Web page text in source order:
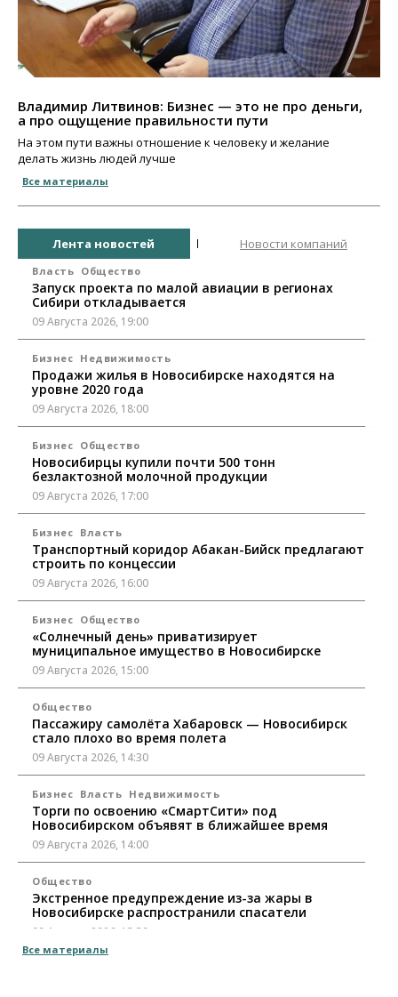
Владимир Литвинов: Бизнес — это не про деньги,
а про ощущение правильности пути
На этом пути важны отношение к человеку и желание
делать жизнь людей лучше
Все материалы
Лента новостей Новости компаний
Власть Общество
Запуск проекта по малой авиации в регионах
Сибири откладывается
09 Августа 2026, 19:00
Бизнес Недвижимость
Продажи жилья в Новосибирске находятся на
уровне 2020 года
09 Августа 2026, 18:00
Бизнес Общество
Новосибирцы купили почти 500 тонн
безлактозной молочной продукции
09 Августа 2026, 17:00
Бизнес Власть
Транспортный коридор Абакан-Бийск предлагают
строить по концессии
09 Августа 2026, 16:00
Бизнес Общество
«Солнечный день» приватизирует
муниципальное имущество в Новосибирске
09 Августа 2026, 15:00
Общество
Пассажиру самолёта Хабаровск — Новосибирск
стало плохо во время полета
09 Августа 2026, 14:30
Бизнес Власть Недвижимость
Торги по освоению «СмартСити» под
Новосибирском объявят в ближайшее время
09 Августа 2026, 14:00
Общество
Экстренное предупреждение из-за жары в
Новосибирске распространили спасатели
09 Августа 2026, 13:30
Все материалы